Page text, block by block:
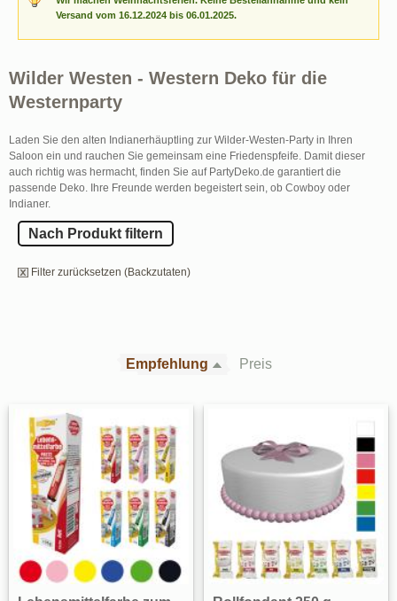
Versand vom 16.12.2024 bis 06.01.2025.
Wilder Westen - Western Deko für die
Westernparty
Laden Sie den alten Indianerhäuptling zur Wilder-Westen-Party in Ihren
Saloon ein und rauchen Sie gemeinsam eine Friedenspfeife. Damit dieser
auch richtig was hermacht, finden Sie auf PartyDeko.de garantiert die
passende Deko. Ihre Freunde werden begeistert sein, ob Cowboy oder
Indianer.
Nach Produkt filtern
Filter zurücksetzen (Backzutaten)
Empfehlung Preis